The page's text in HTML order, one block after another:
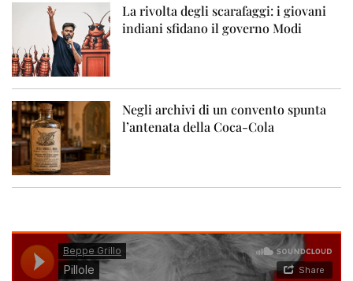
La rivolta degli scarafaggi: i giovani
indiani sfidano il governo Modi
Negli archivi di un convento spunta
l’antenata della Coca-Cola